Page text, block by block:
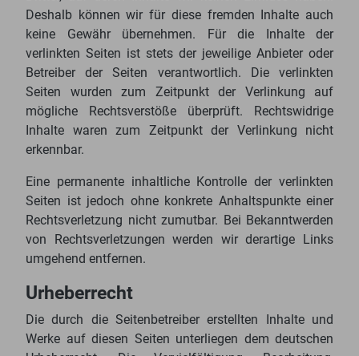
Deshalb können wir für diese fremden Inhalte auch
keine Gewähr übernehmen. Für die Inhalte der
verlinkten Seiten ist stets der jeweilige Anbieter oder
Betreiber der Seiten verantwortlich. Die verlinkten
Seiten wurden zum Zeitpunkt der Verlinkung auf
mögliche Rechtsverstöße überprüft. Rechtswidrige
Inhalte waren zum Zeitpunkt der Verlinkung nicht
erkennbar.
Eine permanente inhaltliche Kontrolle der verlinkten
Seiten ist jedoch ohne konkrete Anhaltspunkte einer
Rechtsverletzung nicht zumutbar. Bei Bekanntwerden
von Rechtsverletzungen werden wir derartige Links
umgehend entfernen.
Urheberrecht
Die durch die Seitenbetreiber erstellten Inhalte und
Werke auf diesen Seiten unterliegen dem deutschen